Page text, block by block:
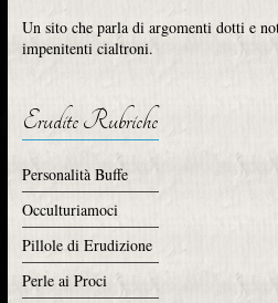
Un sito che parla di argomenti dotti e
impenitenti cialtroni.
Erudite Rubriche
Personalità Buffe
Occulturiamoci
Pillole di Erudizione
Perle ai Proci